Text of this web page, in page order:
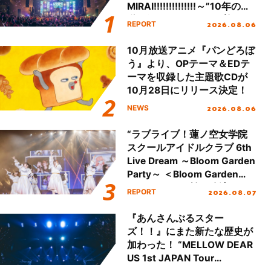
MIRAI!!!!!!!!!!!!!!～”10年の活
動を経てファイナルを迎える
REPORT 2026.08.06
10月放送アニメ『パンどろぼ
う』より、OPテーマ＆EDテ
ーマを収録した主題歌CDが
10月28日にリリース決定！
NEWS 2026.08.06
“ラブライブ！蓮ノ空女学院
スクールアイドルクラブ 6th
Live Dream ～Bloom Garden
Party～ ＜Bloom Garden
Party Stage／埼玉公演＞”
REPORT 2026.08.07
『あんさんぶるスター
ズ！！』にまた新たな歴史が
加わった！ “MELLOW DEAR
US 1st JAPAN Tour